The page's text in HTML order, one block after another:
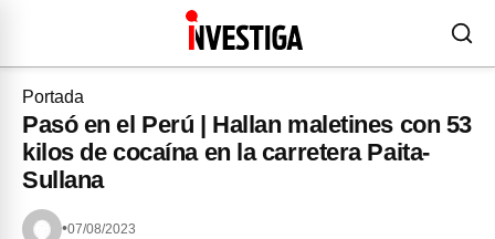
Portada
Pasó en el Perú | Hallan maletines con 53
kilos de cocaína en la carretera Paita-
Sullana
•07/08/2023